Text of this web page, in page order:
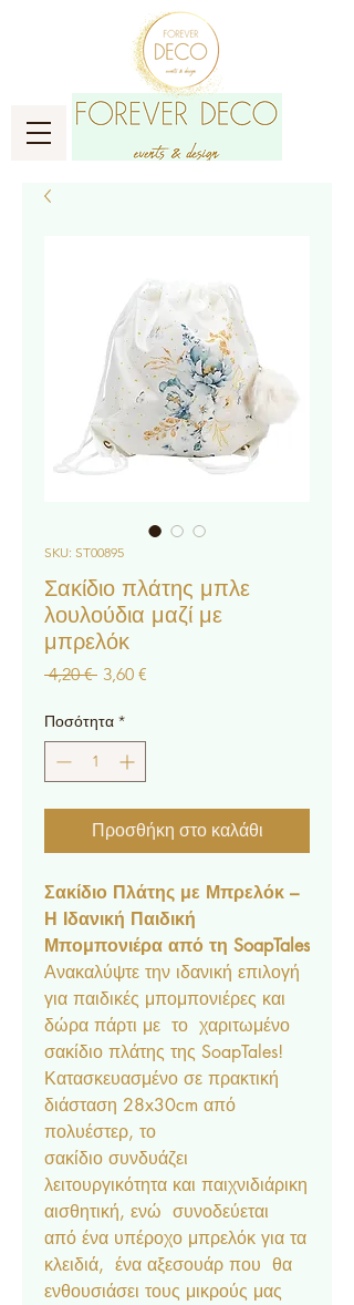
SKU: ST00895
Σακίδιο πλάτης μπλε
λουλούδια μαζί με
μπρελόκ
4,20 € Κανονική
3,60 €
Ποσότητα *
Προσθήκη στο καλάθι
Σακίδιο Πλάτης με Μπρελόκ –
Η Ιδανική Παιδική
Μπομπονιέρα από τη SoapTales
Ανακαλύψτε την ιδανική επιλογή
για παιδικές μπομπονιέρες και
δώρα πάρτι με το χαριτωμένο
σακίδιο πλάτης της SoapTales!
Κατασκευασμένο σε πρακτική
διάσταση 28x30cm από
πολυέστερ, το
σακίδιο συνδυάζει
λειτουργικότητα και παιχνιδιάρικη
αισθητική, ενώ συνοδεύεται
από ένα υπέροχο μπρελόκ για τα
κλειδιά, ένα αξεσουάρ που θα
ενθουσιάσει τους μικρούς μας